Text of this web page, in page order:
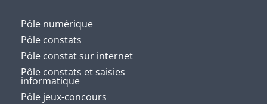
Pôle numérique
Pôle constats
Pôle constat sur internet
Pôle constats et saisies
informatique
Pôle jeux-concours